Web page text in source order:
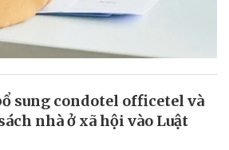
sung condotel officetel và
nhà ở xã hội vào Luật